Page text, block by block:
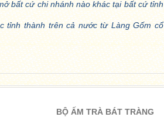
bất cứ chi nhánh nào khác tại bất cứ tỉnh
tỉnh thành trên cả nước từ Làng Gốm cổ
BỘ ẤM TRÀ BÁT TRÀNG